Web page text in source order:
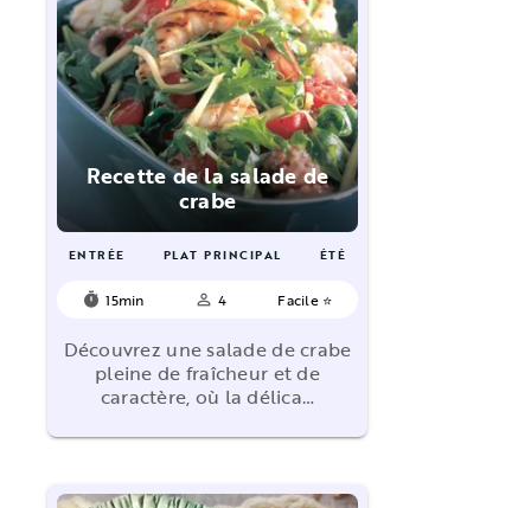
Recette de la salade de
crabe
ENTRÉE PLAT PRINCIPAL ÉTÉ
timer 15min person_outline 4 Facile ⭐
Découvrez une salade de crabe
pleine de fraîcheur et de
caractère, où la délica…